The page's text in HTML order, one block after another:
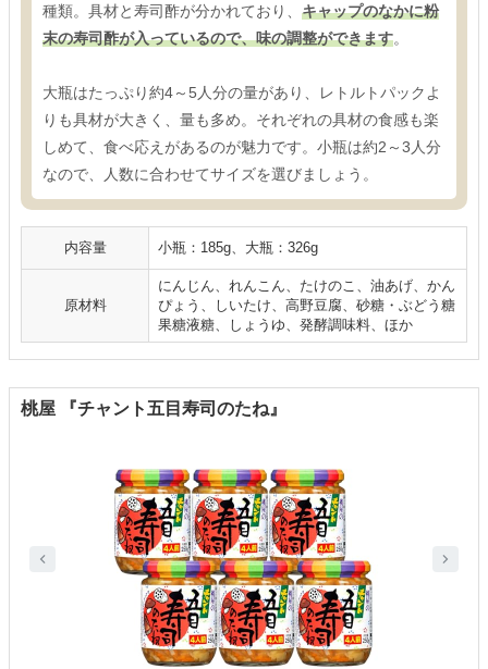
種類。具材と寿司酢が分かれており、 キャップのなかに粉
末の寿司酢が入っているので、味の調整ができます。
大瓶はたっぷり約4～5人分の量があり、レトルトパックよ
りも具材が大きく、量も多め。それぞれの具材の食感も楽
しめて、食べ応えがあるのが魅力です。小瓶は約2～3人分
なので、人数に合わせてサイズを選びましょう。
内容量 小瓶：185g、大瓶：326g
原材料
にんじん、れんこん、たけのこ、油あげ、かん
ぴょう、しいたけ、高野豆腐、砂糖・ぶどう糖
果糖液糖、しょうゆ、発酵調味料、ほか
桃屋 『チャント五目寿司のたね』